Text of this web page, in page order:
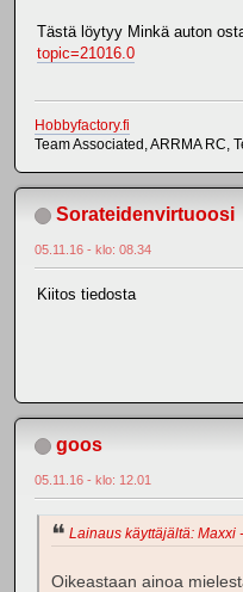
Tästä löytyy Minkä auton
topic=21016.0
Hobbyfactory.fi
Team Associated, ARRMA RC,
Sorateidenvirtuoosi
05.11.16 - klo: 08.34
Kiitos tiedosta
goos
05.11.16 - klo: 12.01
Lainaus käyttäjältä: Maxxi
Oikeastaan ainoa